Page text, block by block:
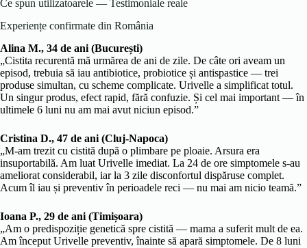
Ce spun utilizatoarele — Testimoniale reale
Experiențe confirmate din România
Alina M., 34 de ani (București)
„Cistita recurentă mă urmărea de ani de zile. De câte ori aveam un
episod, trebuia să iau antibiotice, probiotice și antispastice — trei
produse simultan, cu scheme complicate. Urivelle a simplificat totul.
Un singur produs, efect rapid, fără confuzie. Și cel mai important — în
ultimele 6 luni nu am mai avut niciun episod.”
Cristina D., 47 de ani (Cluj-Napoca)
„M-am trezit cu cistită după o plimbare pe ploaie. Arsura era
insuportabilă. Am luat Urivelle imediat. La 24 de ore simptomele s-au
ameliorat considerabil, iar la 3 zile disconfortul dispăruse complet.
Acum îl iau și preventiv în perioadele reci — nu mai am nicio teamă.”
Ioana P., 29 de ani (Timișoara)
„Am o predispoziție genetică spre cistită — mama a suferit mult de ea.
Am început Urivelle preventiv, înainte să apară simptomele. De 8 luni